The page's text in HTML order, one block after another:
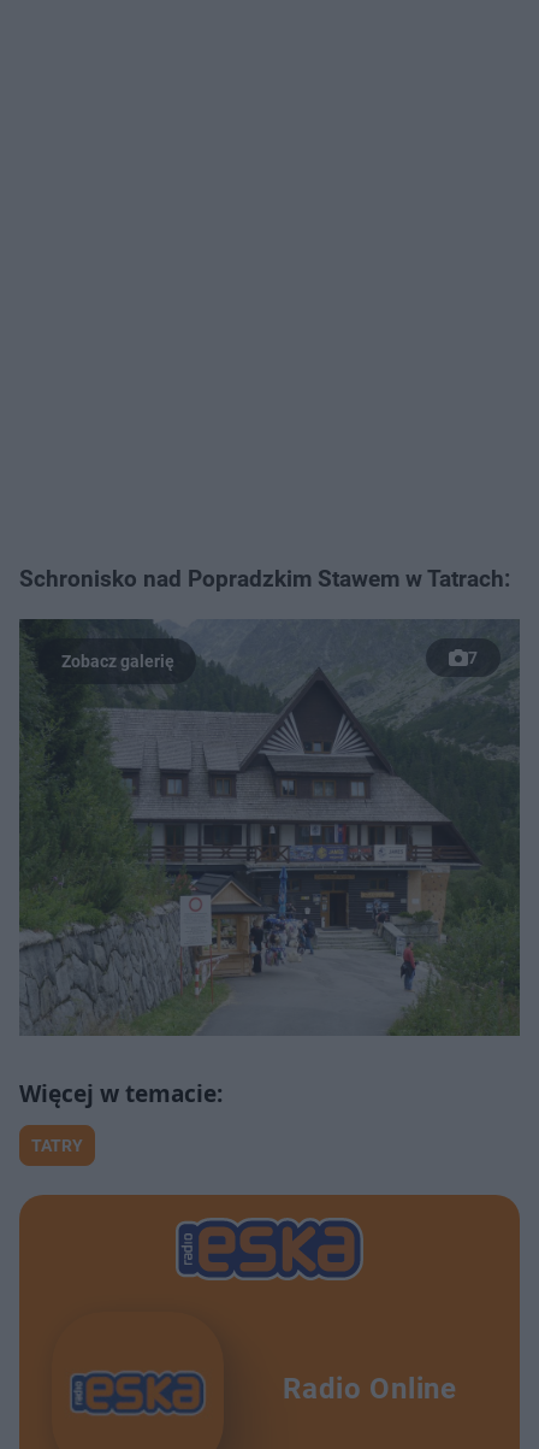
Schronisko nad Popradzkim Stawem w Tatrach:
7
TATRY
Radio Online